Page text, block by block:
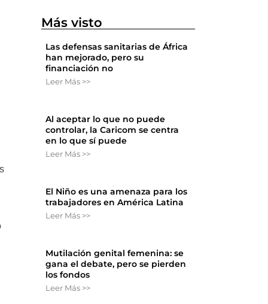
Más visto
Las defensas sanitarias de África
han mejorado, pero su
financiación no
Leer Más >>
Al aceptar lo que no puede
controlar, la Caricom se centra
en lo que sí puede
Leer Más >>
El Niño es una amenaza para los
trabajadores en América Latina
Leer Más >>
Mutilación genital femenina: se
gana el debate, pero se pierden
los fondos
Leer Más >>